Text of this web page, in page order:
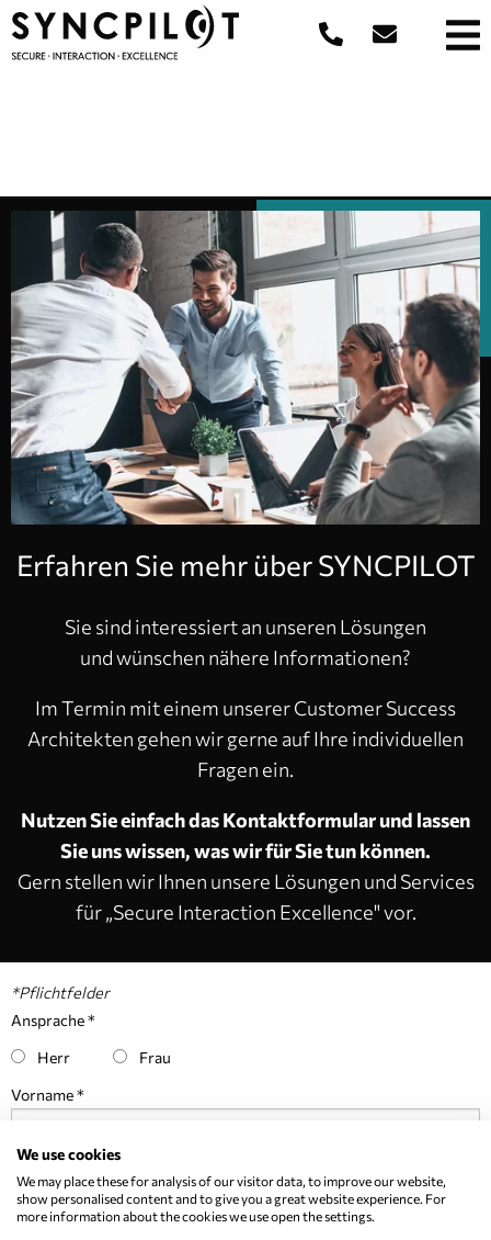
Erfahren Sie mehr über SYNCPILOT
Sie sind interessiert an unseren Lösungen
und wünschen nähere Informationen?
Im Termin mit einem unserer Customer Success
Architekten gehen wir gerne auf Ihre individuellen
Fragen ein.
Nutzen Sie einfach das Kontaktformular und lassen
Sie uns wissen, was wir für Sie tun können.
Gern stellen wir Ihnen unsere Lösungen und Services
für „Secure Interaction Excellence" vor.
*Pflichtfelder
Ansprache
Herr
Frau
Vorname
Nachname
We use cookies
We may place these for analysis of our visitor data, to improve our website,
show personalised content and to give you a great website experience. For
more information about the cookies we use open the settings.